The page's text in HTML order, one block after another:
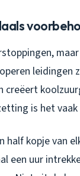
leidingen
is het
half kopje van
uur